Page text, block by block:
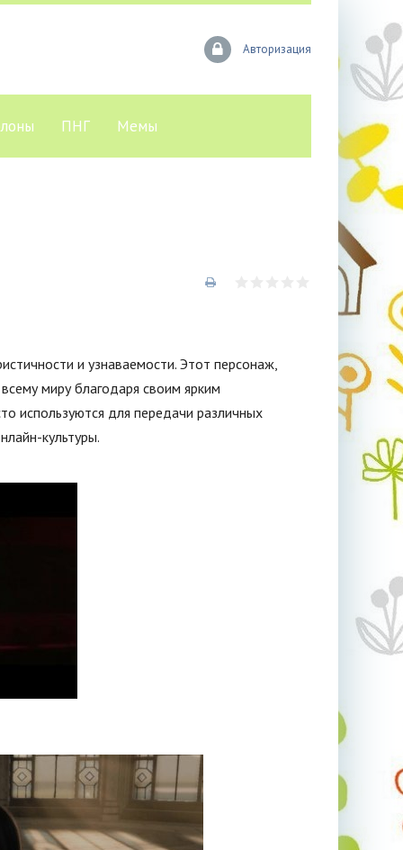
Авторизация
ПНГ Мемы
и узнаваемости. Этот персонаж,
миру благодаря своим ярким
используются для передачи различных
культуры.